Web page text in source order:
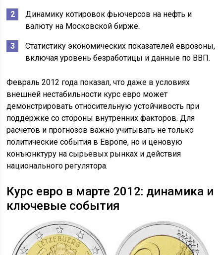
Динамику котировок фьючерсов на нефть и
валюту на Московской бирже.
Статистику экономических показателей еврозоны,
включая уровень безработицы и данные по ВВП.
Февраль 2012 года показал, что даже в условиях
внешней нестабильности курс евро может
демонстрировать относительную устойчивость при
поддержке со стороны внутренних факторов. Для
расчётов и прогнозов важно учитывать не только
политические события в Европе, но и ценовую
конъюнктуру на сырьевых рынках и действия
национального регулятора.
Курс евро в марте 2012: динамика и
ключевые события